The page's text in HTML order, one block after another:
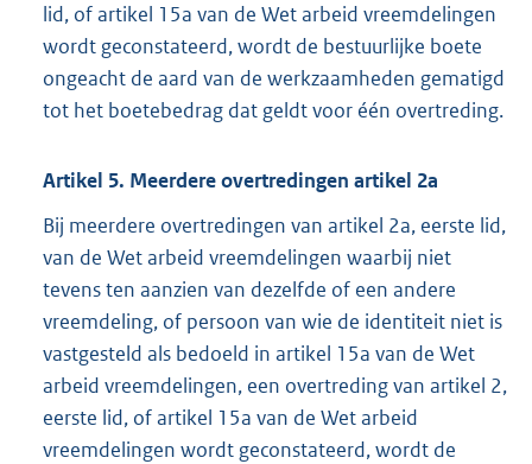
lid, of artikel 15a van de Wet arbeid vreemdelingen
wordt geconstateerd, wordt de bestuurlijke boete
ongeacht de aard van de werkzaamheden gematigd
tot het boetebedrag dat geldt voor één overtreding.
Artikel 5. Meerdere overtredingen artikel 2a
Bij meerdere overtredingen van artikel 2a, eerste lid,
van de Wet arbeid vreemdelingen waarbij niet
tevens ten aanzien van dezelfde of een andere
vreemdeling, of persoon van wie de identiteit niet is
vastgesteld als bedoeld in artikel 15a van de Wet
arbeid vreemdelingen, een overtreding van artikel 2,
eerste lid, of artikel 15a van de Wet arbeid
vreemdelingen wordt geconstateerd, wordt de